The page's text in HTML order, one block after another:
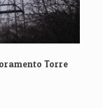
Torre